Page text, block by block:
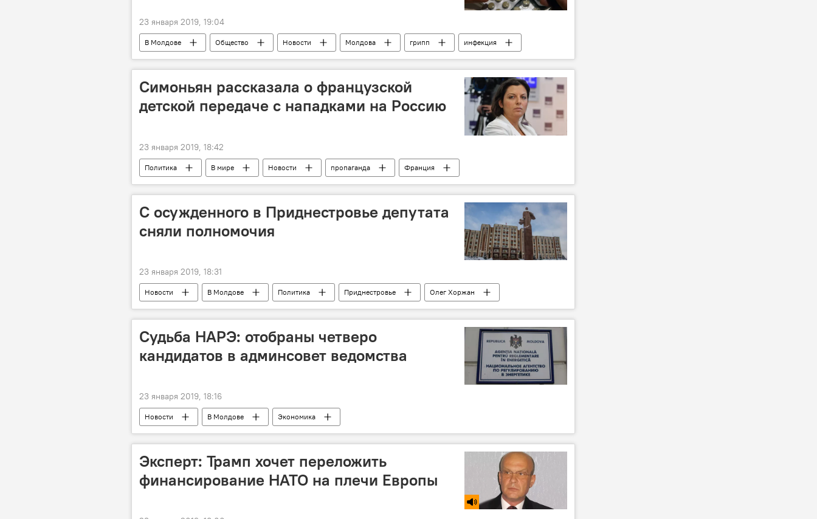
23 января 2019, 19:04
В Молдове Общество Новости Молдова грипп
инфекция
летальный исход
смерть
Симоньян рассказала о французской
детской передаче с нападками на Россию
23 января 2019, 18:42
Политика В мире Новости пропаганда Франция
С осужденного в Приднестровье депутата
сняли полномочия
23 января 2019, 18:31
Новости В Молдове Политика Приднестровье
Олег Хоржан
депутат
Парламент
Судьба НАРЭ: отобраны четверо
кандидатов в админсовет ведомства
23 января 2019, 18:16
Новости В Молдове Экономика
Эксперт: Трамп хочет переложить
финансирование НАТО на плечи Европы